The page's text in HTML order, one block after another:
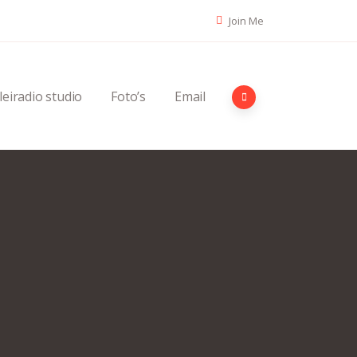
Join Me
studio Foto’s Email